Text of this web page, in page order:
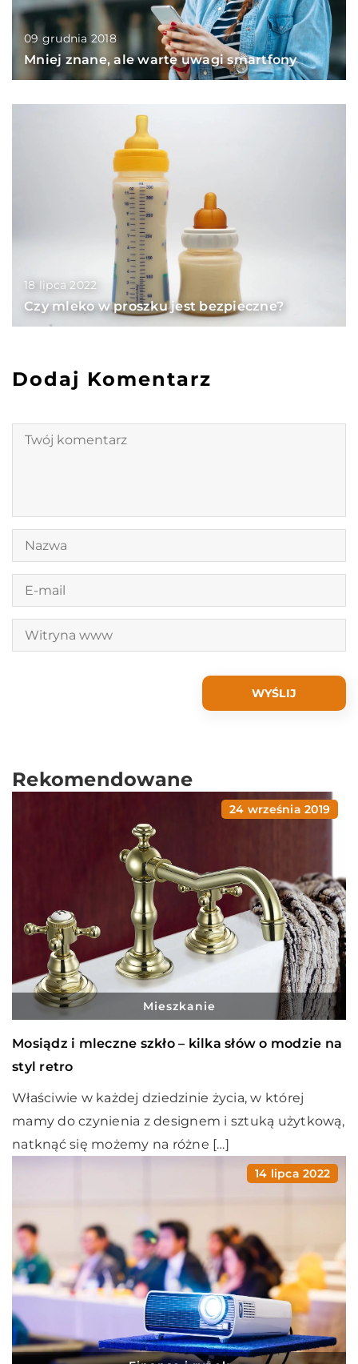
09 grudnia 2018
Mniej znane, ale warte uwagi smartfony
18 lipca 2022
Czy mleko w proszku jest bezpieczne?
Dodaj Komentarz
Rekomendowane
24 września 2019
Mieszkanie
Mosiądz i mleczne szkło – kilka słów o modzie na
styl retro
Właściwie w każdej dziedzinie życia, w której
mamy do czynienia z designem i sztuką użytkową,
natknąć się możemy na różne […]
14 lipca 2022